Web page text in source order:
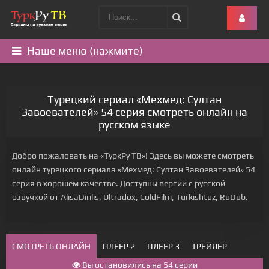
Наше меню (нажмите)
Турецкий сериал «Мехмед: Султан
Завоевателей» 54 серия смотреть онлайн на
русском языке
Добро пожаловать на «ТуркРу ТВ»! Здесь вы можете смотреть
онлайн турецкого сериала «Мехмед: Султан Завоевателей» 54
серия в хорошем качестве. Доступны версии с русской
озвучкой от AlisaDirilis, Ultradox, ColdFilm, Turkishtuz, RuDub.
СМОТРЕТЬ ОНЛАЙН ПЛЕЕР 2 ПЛЕЕР 3
ТРЕЙЛЕР
Вы остановились на 54 серии